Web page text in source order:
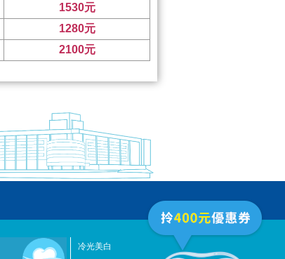
1530元
1280元
2100元
冷光美白